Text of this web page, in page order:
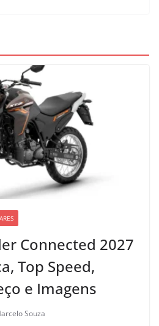
Connected 2027
Top Speed,
e Imagens
Souza